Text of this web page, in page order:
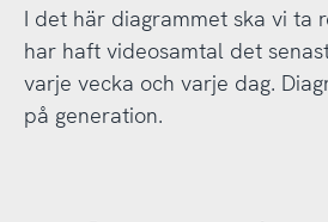
I det här diagrammet ska vi ta
har haft videosamtal det
varje vecka och varje dag.
på generation.